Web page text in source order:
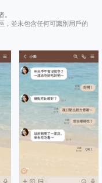
。
，並未包含任何可識別用戶的